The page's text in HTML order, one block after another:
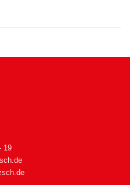
19